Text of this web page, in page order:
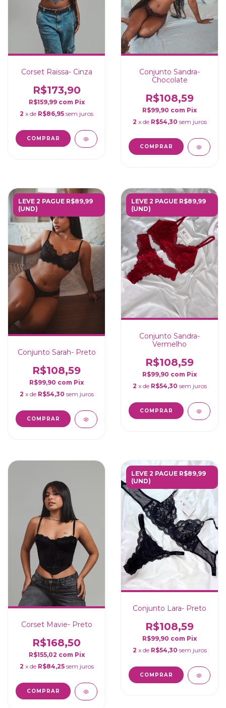
Corset Raissa- Cinza
R$173,90
R$159,99 com Pix
2 x de R$86,95 sem juros
COMPRAR
Conjunto Sandra-
Chocolate
R$108,59
R$99,90 com Pix
2 x de R$54,30 sem juros
COMPRAR
LEVE 2 PAGUE R$89,99
(UND)
Conjunto Sarah- Preto
R$108,59
R$99,90 com Pix
2 x de R$54,30 sem juros
COMPRAR
LEVE 2 PAGUE R$89,99
(UND)
Conjunto Sandra-
Vermelho
R$108,59
R$99,90 com Pix
2 x de R$54,30 sem juros
COMPRAR
Corset Mavie- Preto
R$168,50
R$155,02 com Pix
2 x de R$84,25 sem juros
COMPRAR
LEVE 2 PAGUE R$89,99
(UND)
Conjunto Lara- Preto
R$108,59
R$99,90 com Pix
2 x de R$54,30 sem juros
COMPRAR